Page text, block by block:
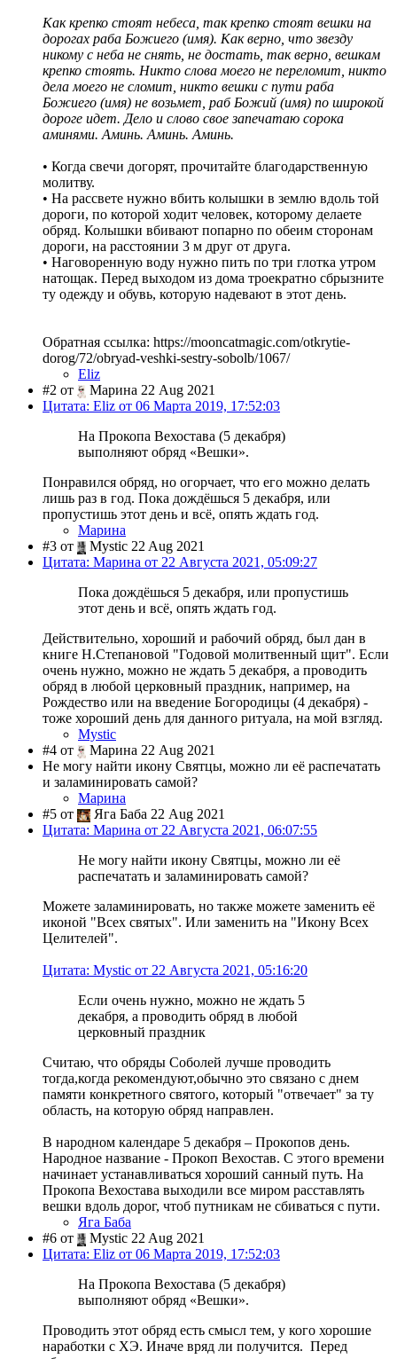
Как крепко стоят небеса, так крепко стоят вешки на
дорогах раба Божиего (имя). Как верно, что звезду
никому с неба не снять, не достать, так верно, вешкам
крепко стоять. Никто слова моего не переломит, никто
дела моего не сломит, никто вешки с пути раба
Божиего (имя) не возьмет, раб Божий (имя) по широкой
дороге идет. Дело и слово свое запечатаю сорока
аминями. Аминь. Аминь. Аминь.
• Когда свечи догорят, прочитайте благодарственную
молитву.
• На рассвете нужно вбить колышки в землю вдоль той
дороги, по которой ходит человек, которому делаете
обряд. Колышки вбивают попарно по обеим сторонам
дороги, на расстоянии 3 м друг от друга.
• Наговоренную воду нужно пить по три глотка утром
натощак. Перед выходом из дома троекратно сбрызните
ту одежду и обувь, которую надевают в этот день.
Обратная ссылка: https://mooncatmagic.com/otkrytie-
dorog/72/obryad-veshki-sestry-sobolb/1067/
Eliz
#2 от
Марина 22 Aug 2021
Цитата: Eliz от 06 Марта 2019, 17:52:03
На Прокопа Вехостава (5 декабря)
выполняют обряд «Вешки».
Понравился обряд, но огорчает, что его можно делать
лишь раз в год. Пока дождёшься 5 декабря, или
пропустишь этот день и всё, опять ждать год.
Марина
#3 от
Mystic 22 Aug 2021
Цитата: Марина от 22 Августа 2021, 05:09:27
Пока дождёшься 5 декабря, или пропустишь
этот день и всё, опять ждать год.
Действительно, хороший и рабочий обряд, был дан в
книге Н.Степановой "Годовой молитвенный щит". Если
очень нужно, можно не ждать 5 декабря, а проводить
обряд в любой церковный праздник, например, на
Рождество или на введение Богородицы (4 декабря) -
тоже хороший день для данного ритуала, на мой взгляд.
Mystic
#4 от
Марина 22 Aug 2021
Не могу найти икону Святцы, можно ли её распечатать
и заламинировать самой?
Марина
#5 от
Яга Баба 22 Aug 2021
Цитата: Марина от 22 Августа 2021, 06:07:55
Не могу найти икону Святцы, можно ли её
распечатать и заламинировать самой?
Можете заламинировать, но также можете заменить её
иконой "Всех святых". Или заменить на "Икону Всех
Целителей".
Цитата: Mystic от 22 Августа 2021, 05:16:20
Если очень нужно, можно не ждать 5
декабря, а проводить обряд в любой
церковный праздник
Считаю, что обряды Соболей лучше проводить
тогда,когда рекомендуют,обычно это связано с днем
памяти конкретного святого, который "отвечает" за ту
область, на которую обряд направлен.
В народном календаре 5 декабря – Прокопов день.
Народное название - Прокоп Вехостав. С этого времени
начинает устанавливаться хороший санный путь. На
Прокопа Вехостава выходили все миром расставлять
вешки вдоль дорог, чтоб путникам не сбиваться с пути.
Яга Баба
#6 от
Mystic 22 Aug 2021
Цитата: Eliz от 06 Марта 2019, 17:52:03
На Прокопа Вехостава (5 декабря)
выполняют обряд «Вешки».
Проводить этот обряд есть смысл тем, у кого хорошие
наработки с ХЭ. Иначе вряд ли получится. Перед